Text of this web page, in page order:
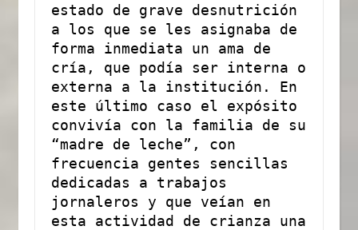
estado de grave desnutrición
a los que se les asignaba de
forma inmediata un ama de
cría, que podía ser interna o
externa a la institución. En
este último caso el expósito
convivía con la familia de su
“madre de leche”, con
frecuencia gentes sencillas
dedicadas a trabajos
jornaleros y que veían en
esta actividad de crianza una